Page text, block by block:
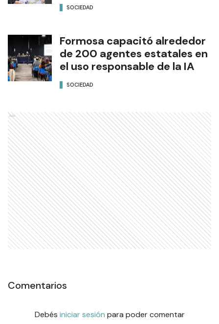
SOCIEDAD
Formosa capacitó alrededor
de 200 agentes estatales en
el uso responsable de la IA
SOCIEDAD
Ads
Comentarios
Debés iniciar sesión para poder comentar